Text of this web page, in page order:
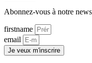
Abonnez-vous à notre
firstname
email
Je veux m'inscrire